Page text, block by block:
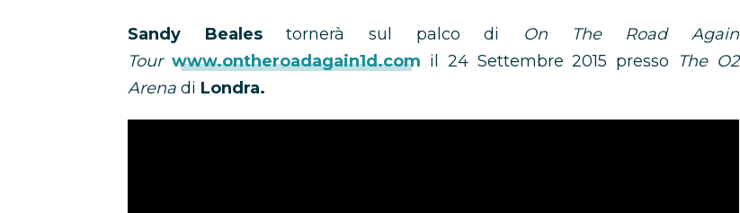
Sandy Bealestornerà sul palco di On The Road Again
Tour www.ontheroadagain1d.com il 24 Settembre 2015 presso
The O2
Arena di Londra.